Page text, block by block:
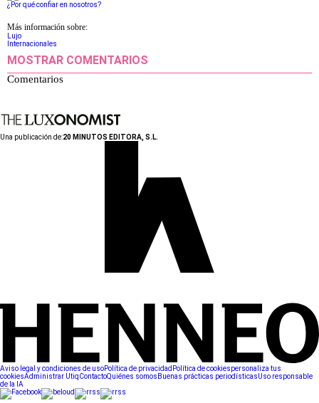
¿Por qué confiar en nosotros?
Más información sobre:
Lujo
Internacionales
MOSTRAR COMENTARIOS
Comentarios
Una publicación de:20 MINUTOS EDITORA, S.L.
Aviso legal y condiciones de usoPolítica de privacidad Política de cookiespersonaliza tus
cookiesAdministrar UtiqContactoQuiénes somos Buenas prácticas periodísticasUso responsable
de la IA